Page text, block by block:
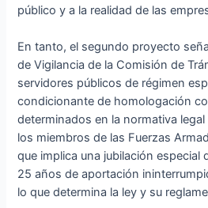
público y a la realidad de las
En tanto, el segundo proyecto
de Vigilancia de la Comisión de
servidores públicos de régimen
condicionante de homologación
determinados en la normativa
los miembros de las Fuerzas
que implica una jubilación especial
25 años de aportación
lo que determina la ley y su